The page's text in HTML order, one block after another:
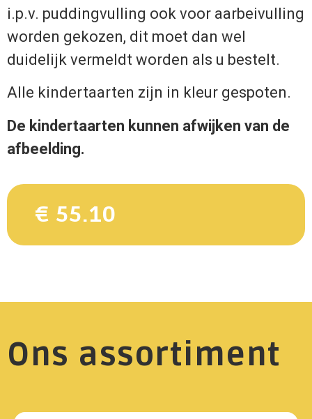
i.p.v. puddingvulling ook voor aarbeivulling
worden gekozen, dit moet dan wel
duidelijk vermeldt worden als u bestelt.
Alle kindertaarten zijn in kleur gespoten.
De kindertaarten kunnen afwijken van de
afbeelding.
€ 55.10
Ons assortiment